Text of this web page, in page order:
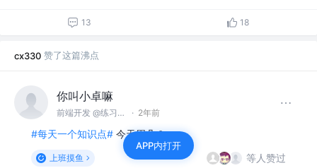
13 18
cx330 赞了这篇沸点
你叫小卓嘛
前端开发 @练习摸鱼两年半股份有限公司 · 2年前
#每天一个知识点# 今天周几？
上班摸鱼 等人赞过
APP内打开